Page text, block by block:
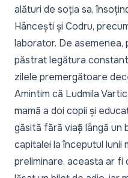
alături de soția sa,
Hâncești și Codru,
laborator. De
păstrat legătura
zilele premergătoare
Amintim că Ludmila
mamă a doi copii și
găsită fără viață lângă un
capitalei la începutul
preliminare, aceasta ar fi